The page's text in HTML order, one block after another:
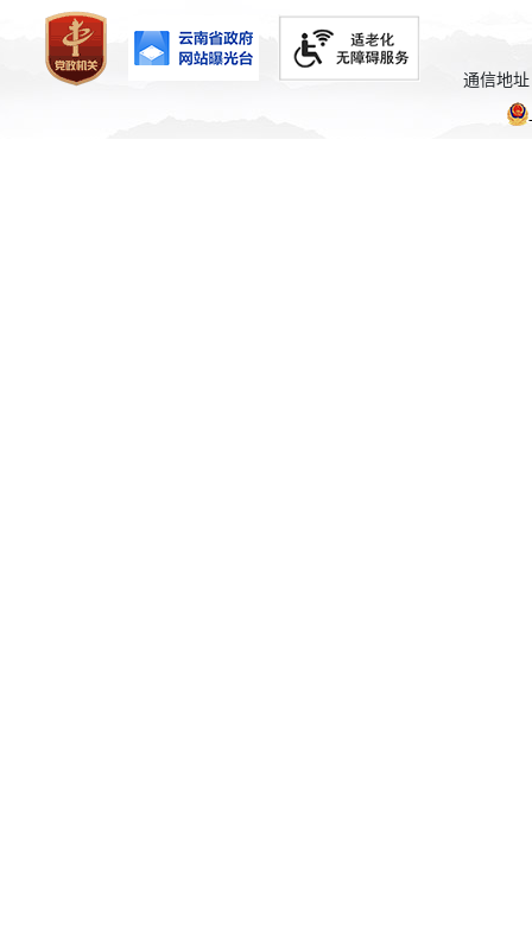
可以在该栏目查阅《政府信息公开目录》。
（十一）公开时限
通信地